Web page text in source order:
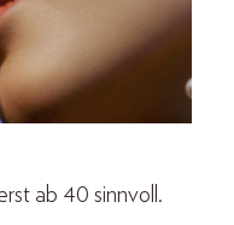
ab 40 sinnvoll.